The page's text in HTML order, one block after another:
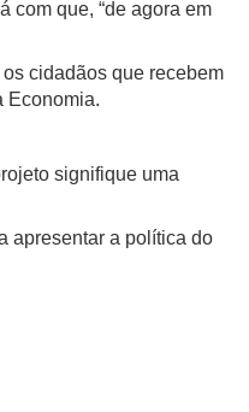
com que, “de agora em
cidadãos que recebem
Economia.
signifique uma
apresentar a política do